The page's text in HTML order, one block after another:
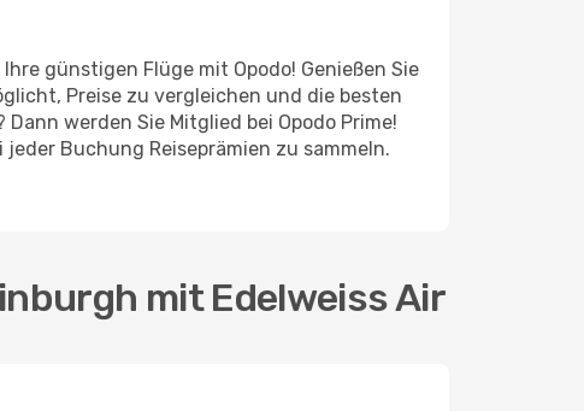
günstigen Flüge mit Opodo! Genießen Sie
Preise zu vergleichen und die besten
werden Sie Mitglied bei Opodo Prime!
Buchung Reiseprämien zu sammeln.
mit Edelweiss Air